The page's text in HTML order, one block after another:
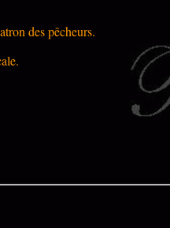
des pêcheurs.